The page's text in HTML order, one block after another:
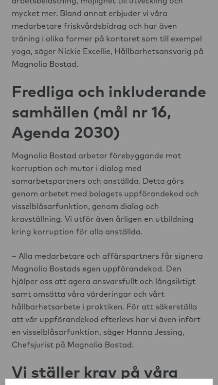
mycket mer. Bland annat erbjuder vi våra
medarbetare friskvårdsbidrag och har även
träning i olika former på kontoret som till exempel
yoga, säger Nickie Excellie, Hållbarhetsansvarig på
Magnolia Bostad.
Fredliga och inkluderande
samhällen (mål nr 16,
Agenda 2030)
Magnolia Bostad arbetar förebyggande mot
korruption och mutor i dialog med
samarbetspartners och anställda. Detta görs
genom arbetet med bolagets uppförandekod och
visselblåsarfunktion, genom dialog och
kravställning. Vi utför även årligen en utbildning
kring korruption för alla anställda.
– Alla medarbetare och affärspartners får signera
Magnolia Bostads egen uppförandekod. Den
hjälper oss att agera ansvarsfullt och långsiktigt
samt omsätta våra värderingar och vårt
hållbarhetsarbete i praktiken. För att säkerställa
att vår uppförandekod efterlevs har vi även infört
en visselblåsarfunktion, säger Hanna Jessing,
Chefsjurist på Magnolia Bostad.
Vi ställer krav på våra